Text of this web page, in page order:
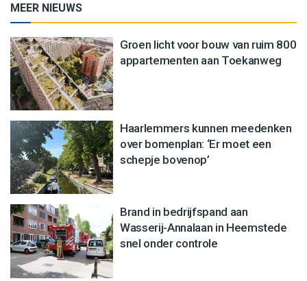
MEER NIEUWS
Groen licht voor bouw van ruim 800
appartementen aan Toekanweg
Haarlemmers kunnen meedenken
over bomenplan: ‘Er moet een
schepje bovenop’
Brand in bedrijfspand aan
Wasserij-Annalaan in Heemstede
snel onder controle